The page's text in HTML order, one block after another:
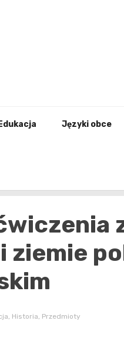
Edukacja Języki obce
ziemie
Historia Przedmioty